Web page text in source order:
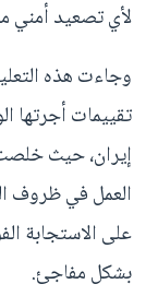
لأي تصعيد أمني
وجاءت هذه
إيران، حيث
العمل في ظروف
على الاستجابة
بشكل مفاجئ.